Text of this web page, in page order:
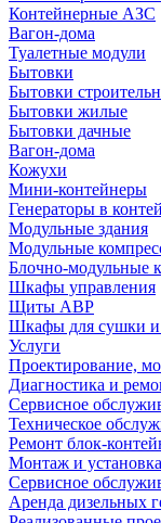
Контейнерные АЗС
Вагон-дома
Туалетные модули
Бытовки
Бытовки
Бытовки жилые
Бытовки дачные
Вагон-дома
Кожухи
Мини-контейнеры
Генераторы в
Модульные здания
Модульные
Блочно-модульные
Шкафы управления
Щиты АВР
Шкафы для сушки и
Услуги
Проектирование,
Диагностика и
Сервисное
Техническое
Ремонт блок-
Монтаж и
Сервисное
Аренда дизельных